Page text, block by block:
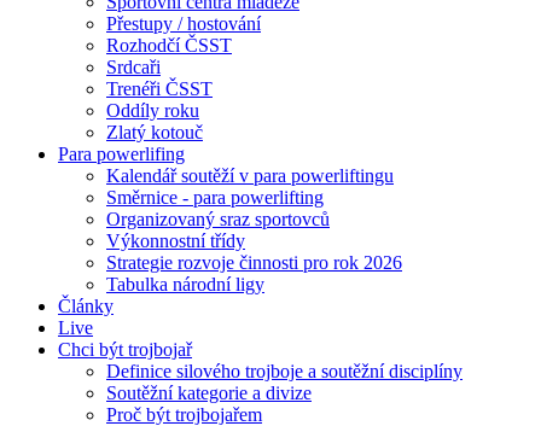
Přestupy / hostování
Rozhodčí ČSST
Srdcaři
Trenéři ČSST
Oddíly roku
Zlatý kotouč
Para powerlifing
Kalendář soutěží v para powerliftingu
Směrnice - para powerlifting
Organizovaný sraz sportovců
Výkonnostní třídy
Strategie rozvoje činnosti pro rok 2026
Tabulka národní ligy
Články
Live
Chci být trojbojař
Definice silového trojboje a soutěžní disciplíny
Soutěžní kategorie a divize
Proč být trojbojařem